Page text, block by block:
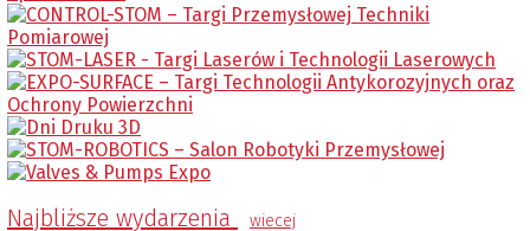
Najbliższe wydarzenia wiecej